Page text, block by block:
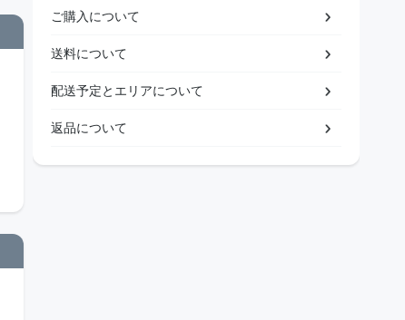
ご購入について
送料について
配送予定とエリアについて
返品について